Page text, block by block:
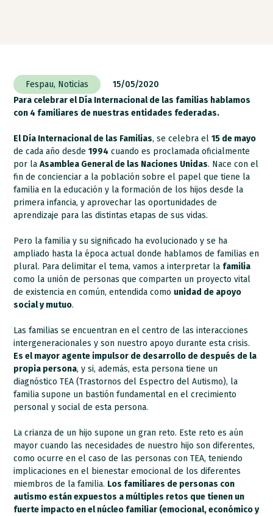
Fespau, Noticias
15/05/2020
Para celebrar el Día Internacional de las familias hablamos
con 4 familiares de nuestras entidades federadas.
El Día Internacional de las Familias, se celebra el15 de mayo
de cada año desde1994 cuando es proclamada oficialmente
por laAsamblea General de las Naciones Unidas. Nace con el
fin de concienciar a la población sobre el papel que tiene la
familia en la educación y la formación de los hijos desde la
primera infancia, y aprovechar las oportunidades de
aprendizaje para las distintas etapas de sus vidas.
Pero la familia y su significado ha evolucionado y se ha
ampliado hasta la época actual donde hablamos de familias en
plural. Para delimitar el tema, vamos a interpretar la familia
como la unión de personas que comparten un proyecto vital
de existencia en común, entendida como unidad de apoyo
social y mutuo.
Las familias se encuentran en el centro de las interacciones
intergeneracionales y son nuestro apoyo durante esta crisis.
Es el mayor agente impulsor de desarrollo de después de la
propia persona, y si, además, esta persona tiene un
diagnóstico TEA (Trastornos del Espectro del Autismo), la
familia supone un bastión fundamental en el crecimiento
personal y social de esta persona.
La crianza de un hijo supone un gran reto. Este reto es aún
mayor cuando las necesidades de nuestro hijo son diferentes,
como ocurre en el caso de las personas con TEA, teniendo
implicaciones en el bienestar emocional de los diferentes
miembros de la familia. Los familiares de personas con
autismo están expuestos a múltiples retos que tienen un
fuerte impacto en el núcleo familiar (emocional, económico y